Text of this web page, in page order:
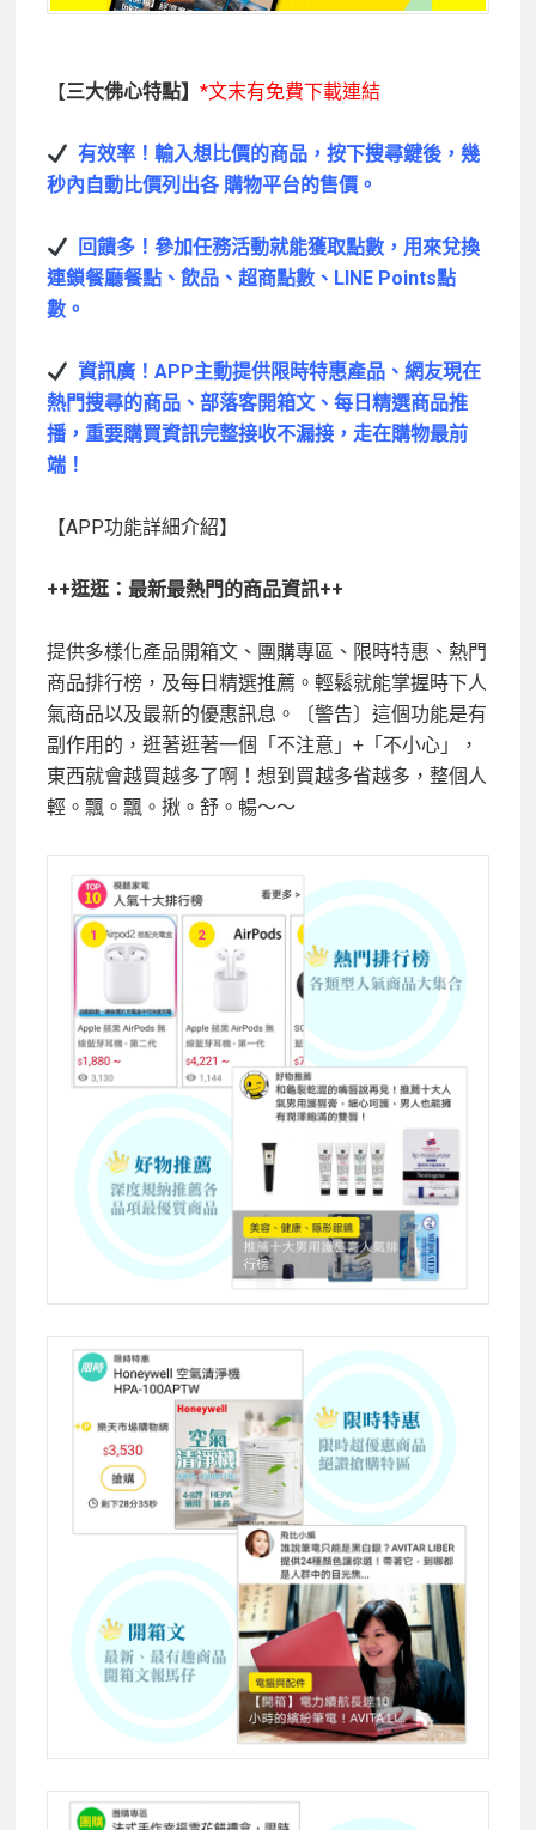
【三大佛心特點】 *文末有免費下載連結
有效率！輸入想比價的商品，按下搜尋鍵後，幾
秒內自動比價列出各 購物平台的售價。
回饋多！參加任務活動就能獲取點數，用來兌換
連鎖餐廳餐點、飲品、超商點數、LINE Points點
數。
資訊廣！APP主動提供限時特惠產品、網友現在
熱門搜尋的商品、部落客開箱文、每日精選商品推
播，重要購買資訊完整接收不漏接，走在購物最前
端！
【APP功能詳細介紹】
++逛逛：最新最熱門的商品資訊++
提供多樣化產品開箱文、團購專區、限時特惠、熱門
商品排行榜，及每日精選推薦。輕鬆就能掌握時下人
氣商品以及最新的優惠訊息。〔警告〕這個功能是有
副作用的，逛著逛著一個「不注意」+「不小心」，
東西就會越買越多了啊！想到買越多省越多，整個人
輕。飄。飄。揪。舒。暢～～